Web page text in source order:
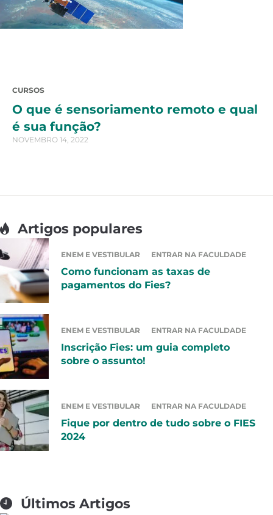
CURSOS
O que é sensoriamento remoto e qual
é sua função?
NOVEMBRO 14, 2022
Artigos populares
ENEM E VESTIBULAR ENTRAR NA FACULDADE
Como funcionam as taxas de
pagamentos do Fies?
ENEM E VESTIBULAR ENTRAR NA FACULDADE
Inscrição Fies: um guia completo
sobre o assunto!
ENEM E VESTIBULAR ENTRAR NA FACULDADE
Fique por dentro de tudo sobre o FIES
2024
Últimos Artigos